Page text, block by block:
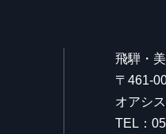
飛騨・
〒461-
オアシ
TEL：